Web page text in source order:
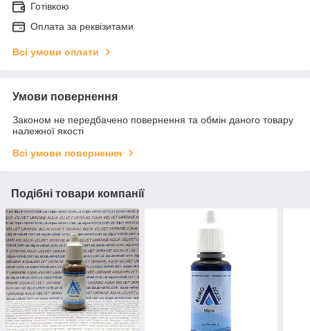
Готівкою
Оплата за реквізитами
Всі умови оплати
Умови повернення
Законом не передбачено повернення та обмін даного товару
належної якості
Всі умови повернення
Подібні товари компанії